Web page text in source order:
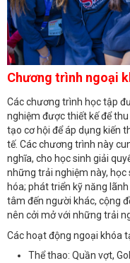
Chương trình ngoại
Các chương trình học tập
nghiệm được thiết kế để
tạo cơ hội để áp dụng kiến
tế. Các chương trình này
nghĩa, cho học sinh giải
những trải nghiệm này, học
hóa; phát triển kỹ năng
tâm đến người khác, cộng
nên cởi mở với những trải
Các hoạt động ngoại khóa
Thể thao: Quần vợt,